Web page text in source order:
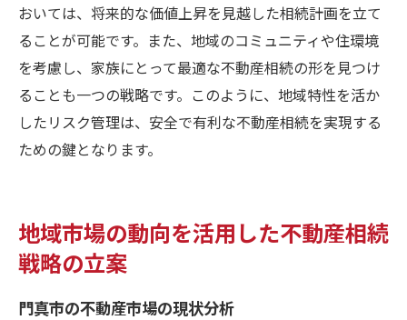
おいては、将来的な価値上昇を見越した相続計画を立て
ることが可能です。また、地域のコミュニティや住環境
を考慮し、家族にとって最適な不動産相続の形を見つけ
ることも一つの戦略です。このように、地域特性を活か
したリスク管理は、安全で有利な不動産相続を実現する
ための鍵となります。
地域市場の動向を活用した不動産相続
戦略の立案
門真市の不動産市場の現状分析